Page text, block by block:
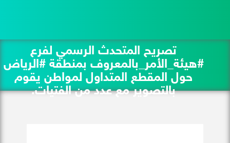
تصريح المتحدث الرسمي لفرع
#هيئة_الأمر_بالمعروف بمنطقة #الرياض
حول المقطع المتداول لمواطن يقوم
بالتصوير مع عدد من الفتيات.